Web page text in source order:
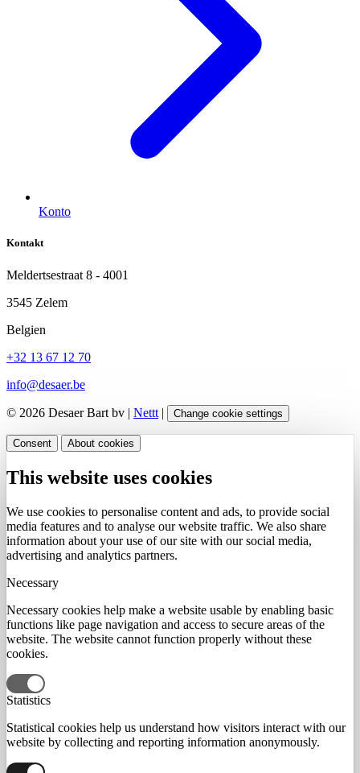
Konto
Kontakt
Meldertsestraat 8 - 4001
3545 Zelem
Belgien
+32 13 67 12 70
info@desaer.be
© 2026 Desaer Bart bv | Nettt | Change cookie settings
Consent About cookies
This website uses cookies
We use cookies to personalise content and ads, to provide social
media features and to analyse our website traffic. We also share
information about your use of our site with our social media,
advertising and analytics partners.
Necessary
Necessary cookies help make a website usable by enabling basic
functions like page navigation and access to secure areas of the
website. The website cannot function properly without these
cookies.
Statistics
Statistical cookies help us understand how visitors interact with our
website by collecting and reporting information anonymously.